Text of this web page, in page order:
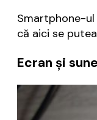
Smartphone-ul
că aici se
Ecran și